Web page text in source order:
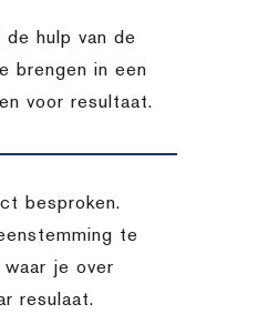
hulp van de
brengen in een
voor resultaat.
besproken.
te
je over
resulaat.